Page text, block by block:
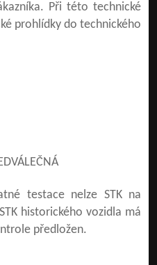
Při této technické
prohlídky do technického
testace nelze STK na
historického vozidla má
předložen.